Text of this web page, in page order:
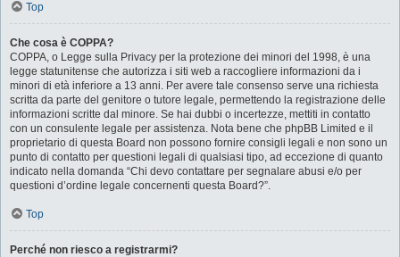
Top
Che cosa è COPPA?
COPPA, o Legge sulla Privacy per la protezione dei minori del 1998, è una
legge statunitense che autorizza i siti web a raccogliere informazioni da i
minori di età inferiore a 13 anni. Per avere tale consenso serve una richiesta
scritta da parte del genitore o tutore legale, permettendo la registrazione delle
informazioni scritte dal minore. Se hai dubbi o incertezze, mettiti in contatto
con un consulente legale per assistenza. Nota bene che phpBB Limited e il
proprietario di questa Board non possono fornire consigli legali e non sono un
punto di contatto per questioni legali di qualsiasi tipo, ad eccezione di quanto
indicato nella domanda “Chi devo contattare per segnalare abusi e/o per
questioni d’ordine legale concernenti questa Board?”.
Top
Perché non riesco a registrarmi?